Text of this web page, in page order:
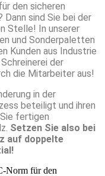
den sicheren
Dann sind Sie bei der
Stelle! In unserer
und Sonderpaletten
Kunden aus Industrie
der
die Mitarbeiter aus!
in der
beteiligt und ihren
fertigen
Setzen Sie also bei
auf doppelte